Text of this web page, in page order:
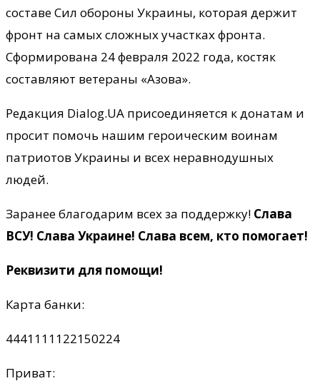
составе Сил обороны Украины, которая держит
фронт на самых сложных участках фронта.
Сформирована 24 февраля 2022 года, костяк
составляют ветераны «Азова».
Редакция Dialog.UA присоединяется к донатам и
просит помочь нашим героическим воинам
патриотов Украины и всех неравнодушных
людей.
Заранее благодарим всех за поддержку! Слава
ВСУ! Слава Украине! Слава всем, кто помогает!
Реквизити для помощи!
Карта банки:
4441111122150224
Приват: